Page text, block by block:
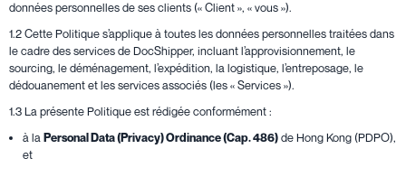
données personnelles de ses clients (« Client », « vous »).
1.2 Cette Politique s’applique à toutes les données personnelles traitées dans
le cadre des services de DocShipper, incluant l’approvisionnement, le
sourcing, le déménagement, l’expédition, la logistique, l’entreposage, le
dédouanement et les services associés (les « Services »).
1.3 La présente Politique est rédigée conformément :
à la Personal Data (Privacy) Ordinance (Cap. 486) de Hong Kong (PDPO),
et